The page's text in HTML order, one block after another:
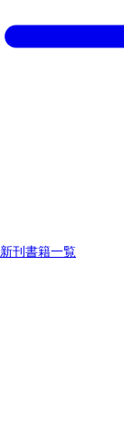
新刊書籍一覧